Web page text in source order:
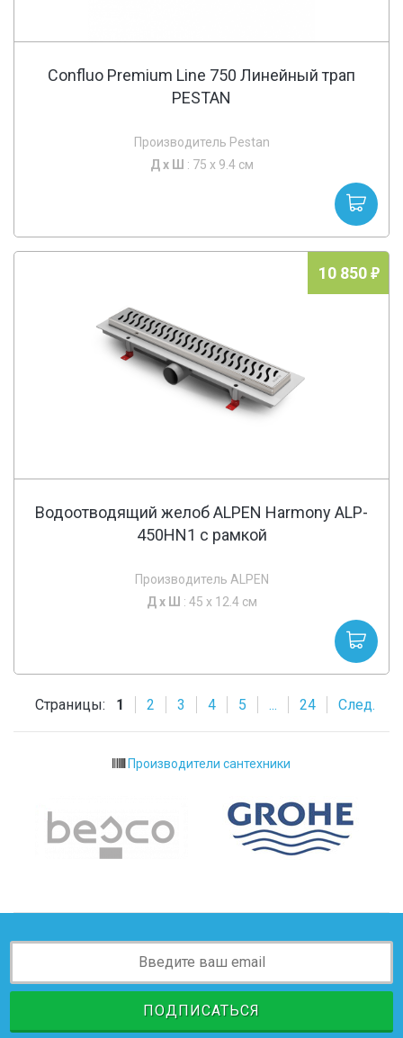
Confluo Premium Line 750 Линейный трап
PESTAN
Производитель Pestan
Д х Ш : 75 x 9.4 см
10 850
Водоотводящий желоб ALPEN Harmony ALP-
450HN1 с рамкой
Производитель ALPEN
Д х Ш : 45 x 12.4 см
Страницы: 1 2 3 4 5 ... 24 След.
Производители сантехники
ПОДПИСАТЬСЯ